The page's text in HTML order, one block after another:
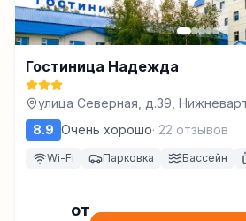
Гостиница Надежда
улица Северная, д.39,
8.9 Очень хорошо· 22 отзывов
Wi-Fi Парковка Бассейн
от